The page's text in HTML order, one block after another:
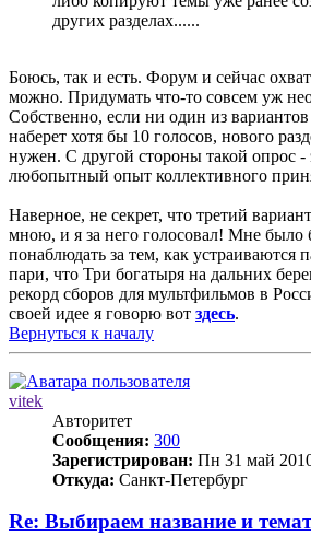
других разделах......
Боюсь, так и есть. Форум и сейчас
можно. Придумать что-то совсем уж
Собственно, если ни один из вариантов
наберет хотя бы 10 голосов, нового
нужен. С другой стороны такой опрос -
любопытный опыт коллективного
Наверное, не секрет, что третий
мною, и я за него голосовал! Мне
понаблюдать за тем, как устраиваются
пари, что Три богатыря на дальних
рекорд сборов для мультфильмов в
своей идее я говорю вот здесь.
Вернуться к началу
vitek
Авторитет
Сообщения: 300
Зарегистрирован: Пн 31 май
Откуда: Санкт-Петербург
Re: Выбираем название и